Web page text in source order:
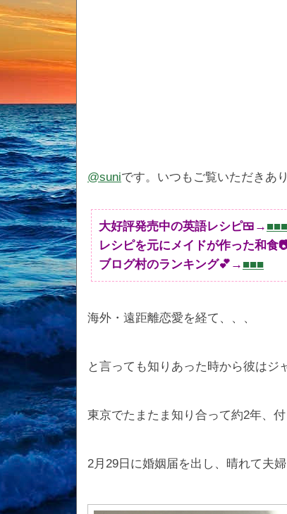
@suniです。いつもご覧いただきあ
大好評発売中の英語レシピ🍱→ ■■■
レシピを元にメイドが作った和食
ブログ村のランキング💕→ ■■■
海外・遠距離恋愛を経て、、、
と言っても知りあった時から彼はジ
東京でたまたま知り合って約2年、付
2月29日に婚姻届を出し、晴れて夫婦